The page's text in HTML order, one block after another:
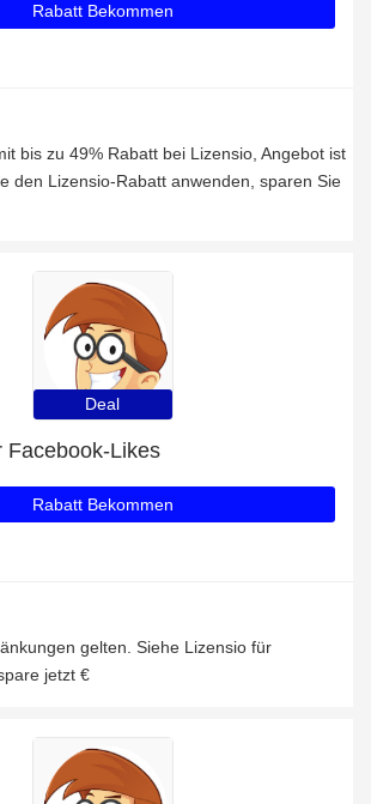
Rabatt Bekommen
bis zu 49% Rabatt bei Lizensio, Angebot ist
den Lizensio-Rabatt anwenden, sparen Sie
Deal
Facebook-Likes
Rabatt Bekommen
gelten. Siehe Lizensio für
jetzt €